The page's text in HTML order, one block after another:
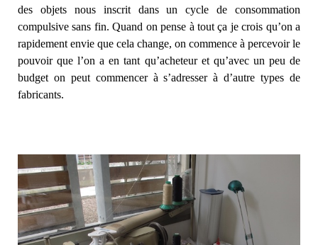
des objets nous inscrit dans un cycle de consommation
compulsive sans fin. Quand on pense à tout ça je crois qu’on a
rapidement envie que cela change, on commence à percevoir le
pouvoir que l’on a en tant qu’acheteur et qu’avec un peu de
budget on peut commencer à s’adresser à d’autre types de
fabricants.